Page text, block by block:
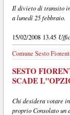
Il divieto di transito
a lunedì 25 febbraio.
15/02/2008 13.45
Comune Sesto
SESTO
SCADE
Chi desidera votare
proprio Consolato un